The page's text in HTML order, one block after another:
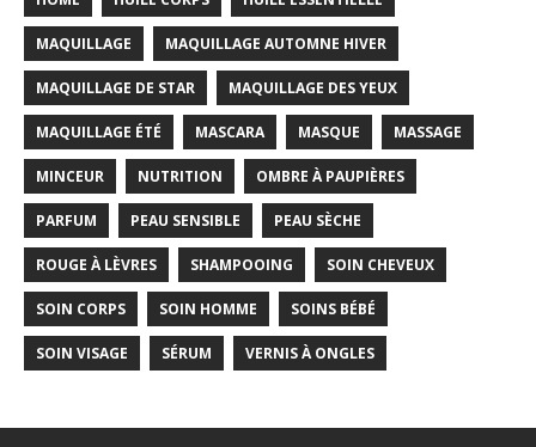
MAQUILLAGE MAQUILLAGE AUTOMNE HIVER
MAQUILLAGE DE STAR MAQUILLAGE DES YEUX
MAQUILLAGE ÉTÉ MASCARA MASQUE MASSAGE
MINCEUR NUTRITION OMBRE À PAUPIÈRES
PARFUM PEAU SENSIBLE PEAU SÈCHE
ROUGE À LÈVRES SHAMPOOING SOIN CHEVEUX
SOIN CORPS SOIN HOMME SOINS BÉBÉ
SOIN VISAGE SÉRUM VERNIS À ONGLES